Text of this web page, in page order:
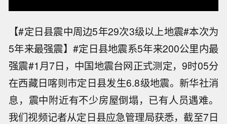
【#定日县震中周边5年29次3级以上地震#本次为
5年来最强震】#定日县地震系5年来200公里内最
强震#1月7日，中国地震台网正式测定，9时05分
在西藏日喀则市定日县发生6.8级地震。新华社消
息，震中附近有不少房屋倒塌，已有人员遇难。
我们视频记者从定日县应急管理局获悉，截至7日